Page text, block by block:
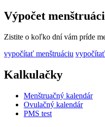
Výpočet
Zistite o koľko dní vám príde
vypočítať menštruáciu
Kalkulačky
Menštruačný kalendár
Ovulačný kalendár
PMS test